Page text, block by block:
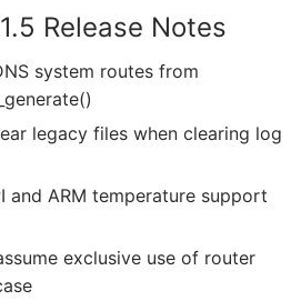
Release Notes
system routes from
legacy files when clearing log
and ARM temperature support
exclusive use of router